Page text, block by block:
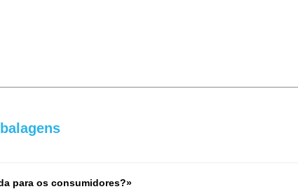
para os consumidores?»